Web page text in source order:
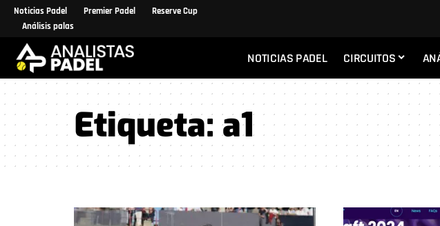
Noticias Padel Premier Padel
Reserve Cup
Análisis palas
NOTICIAS PADEL CIRCUITOS
Etiqueta:a1